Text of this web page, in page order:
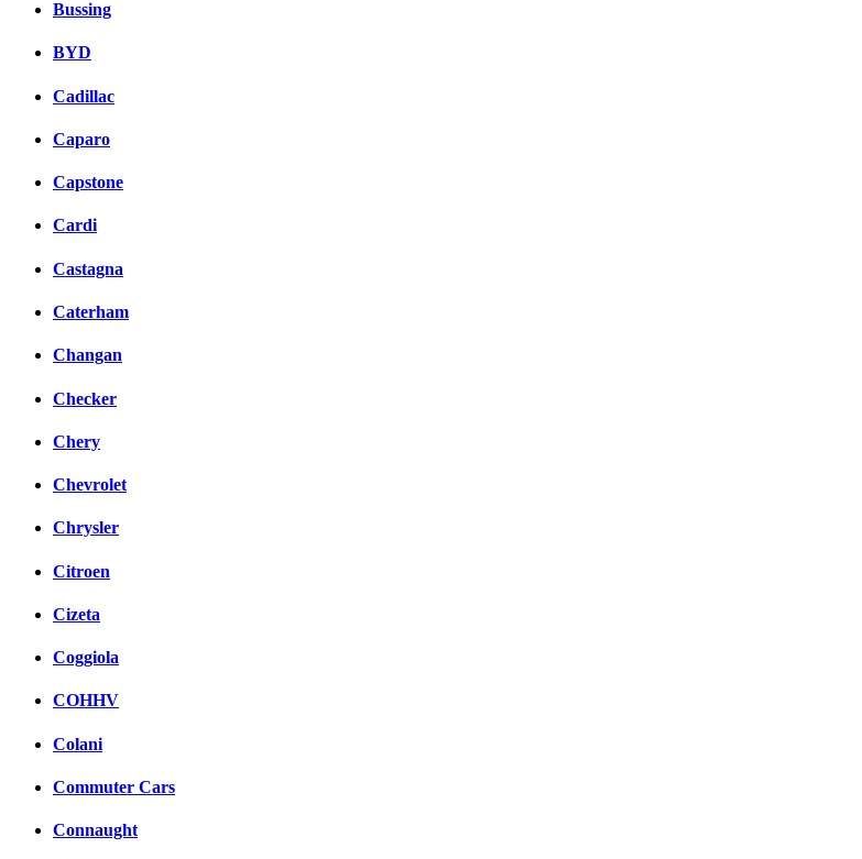
Bussing
BYD
Cadillac
Caparo
Capstone
Cardi
Castagna
Caterham
Changan
Checker
Chery
Chevrolet
Chrysler
Citroen
Cizeta
Coggiola
COHHV
Colani
Commuter Cars
Connaught